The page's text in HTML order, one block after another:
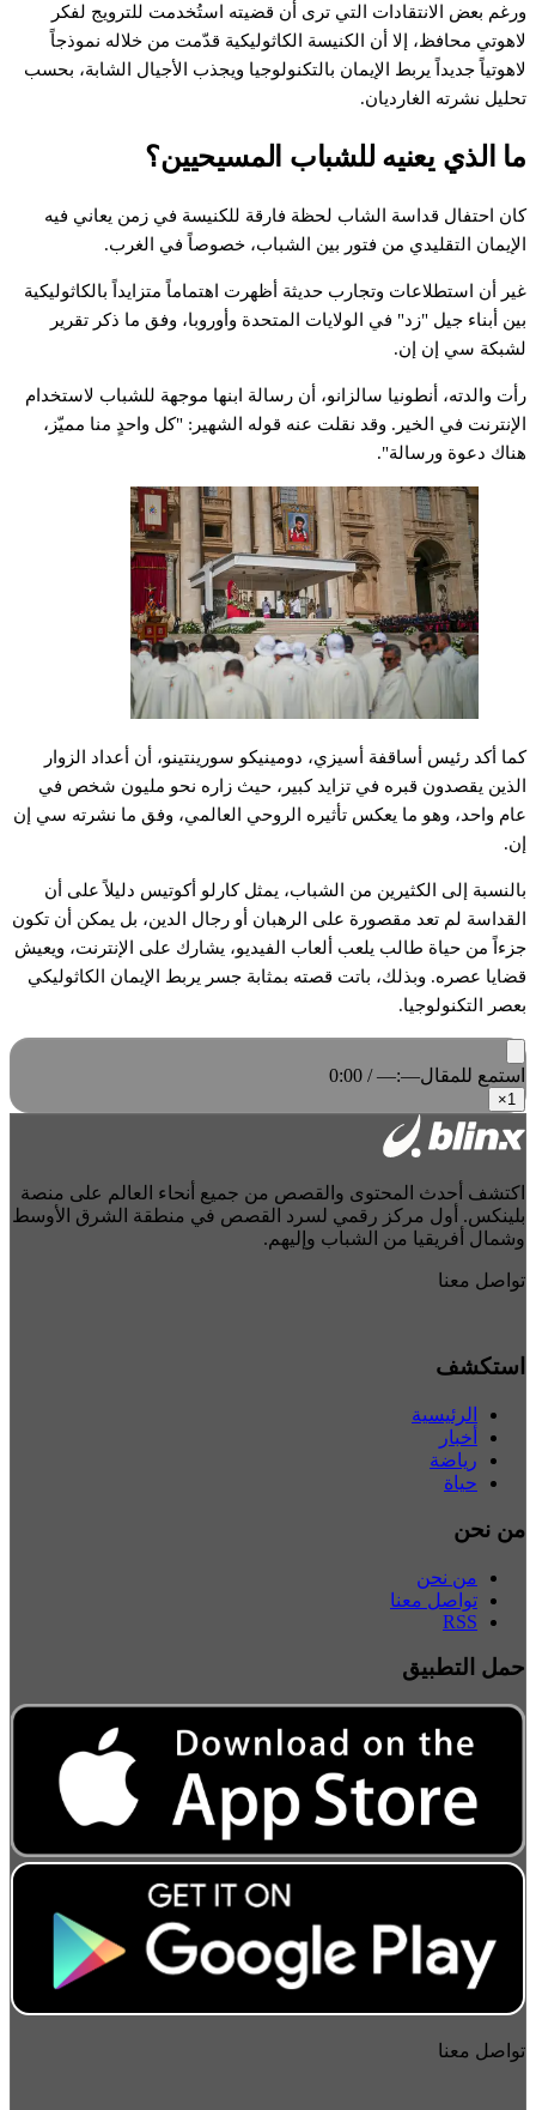
ورغم بعض الانتقادات التي ترى أن قضيته استُخدمت للترويج لفكر
لاهوتي محافظ، إلا أن الكنيسة الكاثوليكية قدّمت من خلاله نموذجاً
لاهوتياً جديداً يربط الإيمان بالتكنولوجيا ويجذب الأجيال الشابة، بحسب
تحليل نشرته الغارديان.
ما الذي يعنيه للشباب المسيحيين؟
كان احتفال قداسة الشاب لحظة فارقة للكنيسة في زمن يعاني فيه
الإيمان التقليدي من فتور بين الشباب، خصوصاً في الغرب.
غير أن استطلاعات وتجارب حديثة أظهرت اهتماماً متزايداً بالكاثوليكية
بين أبناء جيل "زد" في الولايات المتحدة وأوروبا، وفق ما ذكر تقرير
لشبكة سي إن إن.
رأت والدته، أنطونيا سالزانو، أن رسالة ابنها موجهة للشباب لاستخدام
الإنترنت في الخير. وقد نقلت عنه قوله الشهير: "كل واحدٍ منا مميّز،
هناك دعوة ورسالة".
كما أكد رئيس أساقفة أسيزي، دومينيكو سورينتينو، أن أعداد الزوار
الذين يقصدون قبره في تزايد كبير، حيث زاره نحو مليون شخص في
عام واحد، وهو ما يعكس تأثيره الروحي العالمي، وفق ما نشرته سي إن
إن.
بالنسبة إلى الكثيرين من الشباب، يمثل كارلو أكوتيس دليلاً على أن
القداسة لم تعد مقصورة على الرهبان أو رجال الدين، بل يمكن أن تكون
جزءاً من حياة طالب يلعب ألعاب الفيديو، يشارك على الإنترنت، ويعيش
قضايا عصره. وبذلك، باتت قصته بمثابة جسر يربط الإيمان الكاثوليكي
بعصر التكنولوجيا.
استمع للمقال0:00 / —:—
1
×
اكتشف أحدث المحتوى والقصص من جميع أنحاء العالم على منصة
بلينكس. أول مركز رقمي لسرد القصص في منطقة الشرق الأوسط
وشمال أفريقيا من الشباب وإليهم.
تواصل معنا
استكشف
الرئيسية
أخبار
رياضة
حياة
من نحن
من نحن
تواصل معنا
RSS
حمل التطبيق
تواصل معنا